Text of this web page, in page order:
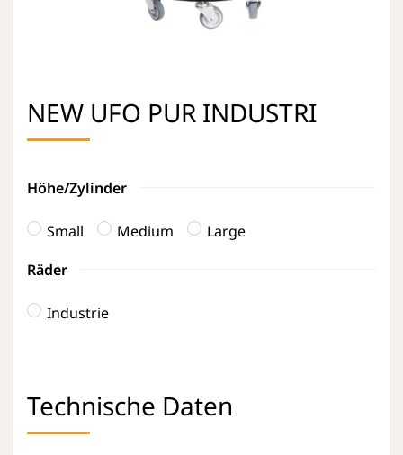
NEW UFO PUR INDUSTRI
Höhe/Zylinder
Small Medium
Large
Räder
Industrie
Technische Daten